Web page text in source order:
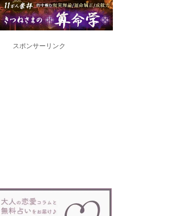
スポンサーリンク